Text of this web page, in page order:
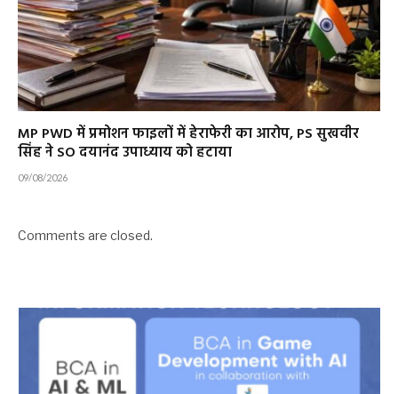
MP PWD में प्रमोशन फाइलों में हेराफेरी का आरोप, PS सुखवीर
सिंह ने SO दयानंद उपाध्याय को हटाया
09/08/2026
Comments are closed.